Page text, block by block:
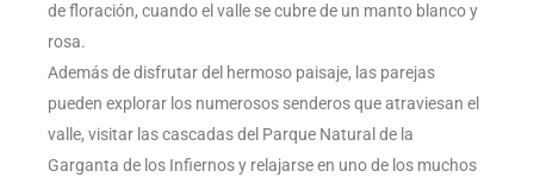
de floración, cuando el valle se cubre de un manto blanco y
rosa.
Además de disfrutar del hermoso paisaje, las parejas
pueden explorar los numerosos senderos que atraviesan el
valle, visitar las cascadas del Parque Natural de la
Garganta de los Infiernos y relajarse en uno de los muchos